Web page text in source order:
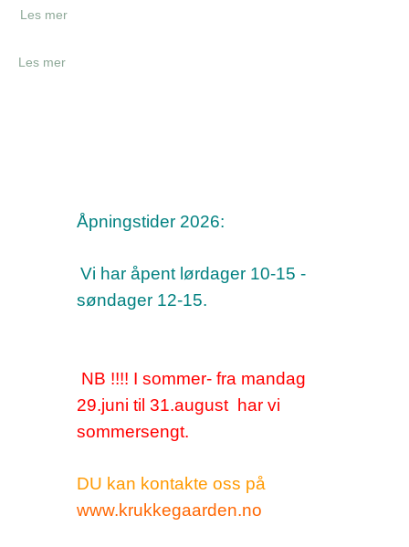
Les mer
Les mer
Åpningstider 2026:
Vi har åpent lørdager 10-15 -
søndager 12-15.
NB !!!! I sommer- fra mandag
29.juni til 31.august har vi
sommersengt.
DU kan kontakte oss på
www.krukkegaarden.no